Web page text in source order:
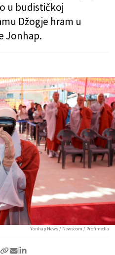
u budističkoj
Džogje hram u
Jonhap.
Yonhap News / Newscom / Profimedia